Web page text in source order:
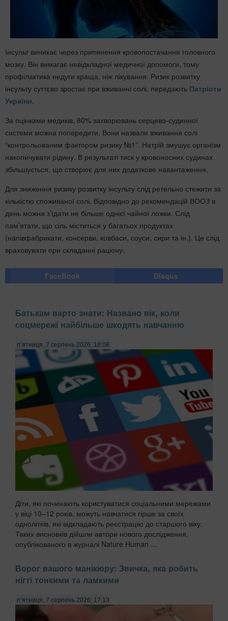
Інсульт виникає через припинення кровопостачання головного
мозку. Він вимагає невідкладної медичної допомоги, тому
профілактика недуги краща, ніж лікування. Ризик розвитку
інсульту суттєво зростає при вживанні солі, передають Патріоти
України
За оцінками медиків, 80% захворювань серцево-судинної
системи можна попередити. Вони назвали вживання солі
“контрольованим фактором ризику №1”. Натрій змушує організм
накопичувати рідину. В результаті тиск у кровоносних судинах
збільшується, що створює для них додаткове навантаження.
Для зниження ризику розвитку інсульту слід ретельно стежити за
кількістю споживаної солі. Відповідно до рекомендацій ВООЗ в
день можна з’їдати не більше однієї чайної ложки. Слід
пам’ятати, що сіль міститься у багатьох продуктах
(напівфабрикати, консерви, ковбаси, соуси, сири та ін.). Це слід
враховувати при складанні раціону.
FaceBook Disqus
Батькам варто знати: Названо вік, коли
соцмережі найбільше шкодять навчанню
п’ятниця, 7 серпень 2026, 18:08
Діти, які починають користуватися соціальними мережами
у віці 10–12 років, можуть навчатися гірше за своїх
однолітків, які відкладають реєстрацію до старшого віку.
Таких висновків дійшли автори нового дослідження,
опублікованого в журналі Nature Human ...
Ворог вашого манікюру: Звичка, яка робить
нігті тонкими та ламкими
п’ятниця, 7 серпень 2026, 17:13